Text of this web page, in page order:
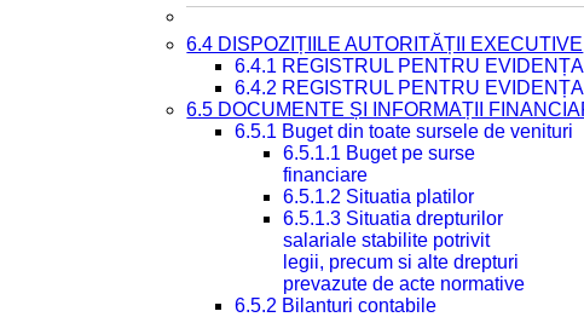
6.4 DISPOZIȚIILE AUTORITĂȚII EXECUTIVE
6.4.1 REGISTRUL PENTRU
6.4.2 REGISTRUL PENTRU
6.5 DOCUMENTE ȘI INFORMAȚII
6.5.1 Buget din toate sursele de venituri
6.5.1.1 Buget pe surse
financiare
6.5.1.2 Situatia platilor
6.5.1.3 Situatia drepturilor
salariale stabilite potrivit
legii, precum si alte drepturi
prevazute de acte normative
6.5.2 Bilanturi contabile